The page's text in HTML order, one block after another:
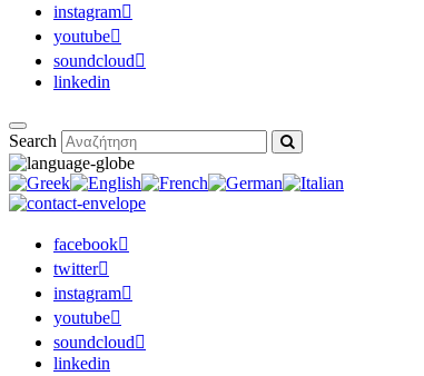
instagram
youtube
soundcloud
linkedin
Search
facebook
twitter
instagram
youtube
soundcloud
linkedin